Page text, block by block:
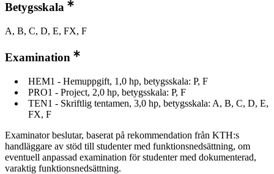
Betygsskala
A, B, C, D, E, FX, F
Examination
HEM1 - Hemuppgift, 1,0 hp, betygsskala: P, F
PRO1 - Project, 2,0 hp, betygsskala: P, F
TEN1 - Skriftlig tentamen, 3,0 hp, betygsskala: A, B, C, D, E,
FX, F
Examinator beslutar, baserat på rekommendation från KTH:s
handläggare av stöd till studenter med funktionsnedsättning, om
eventuell anpassad examination för studenter med dokumenterad,
varaktig funktionsnedsättning.